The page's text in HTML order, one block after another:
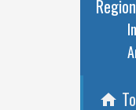
home